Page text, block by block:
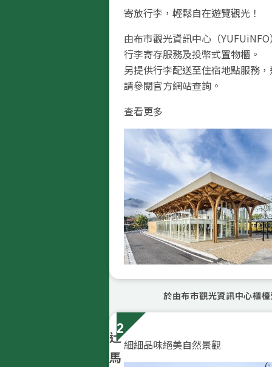
寄放行李，輕鬆自在遊覽觀光！
由布市觀光資訊中心（
行李寄存服務及投幣式置物櫃。
另提供行李配送至住宿地點服務
請參閱官方網站查詢。
查看更多
於由布市觀光資訊中心櫃
2
辻
馬
細細品味絕美自然景觀